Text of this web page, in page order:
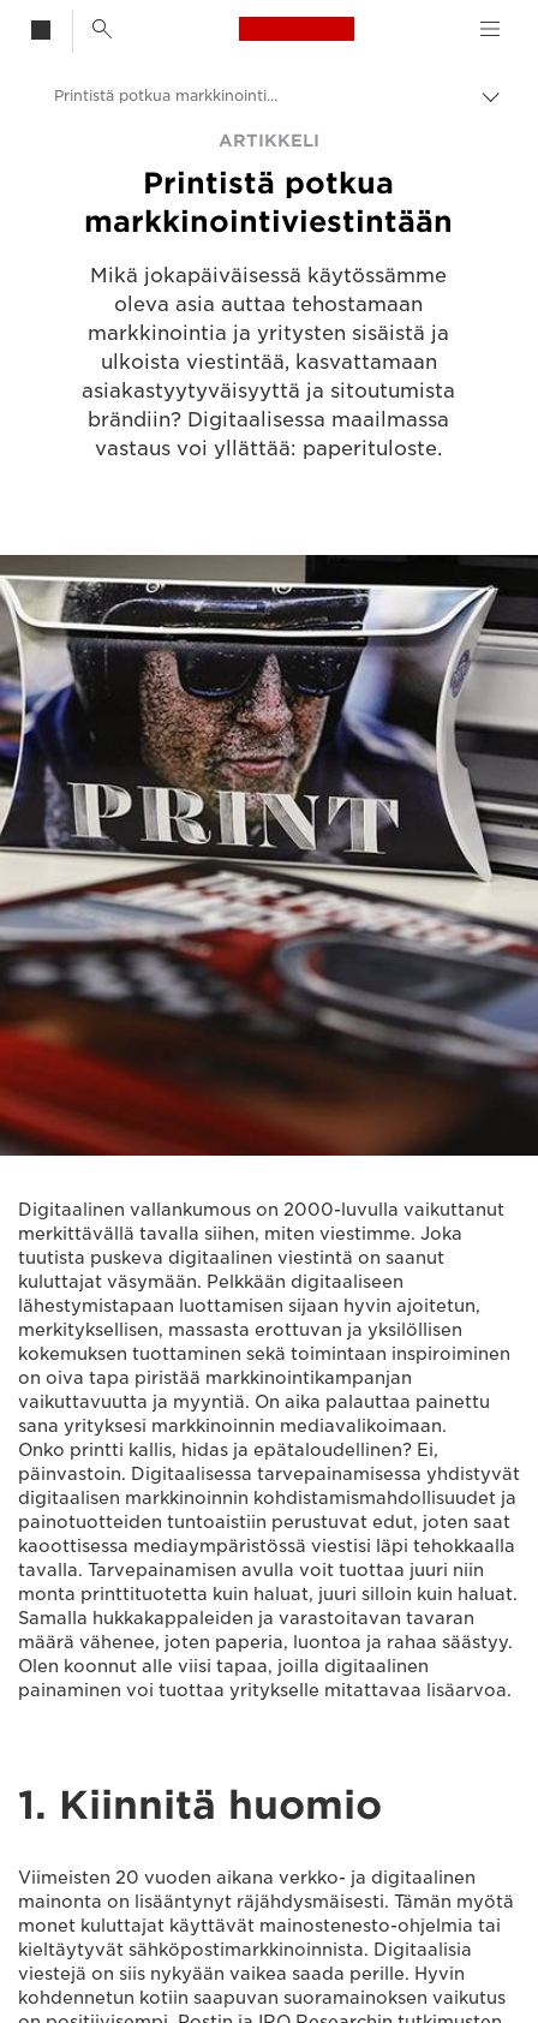
Canon Logo, back
Ratkaisut ja palvelut
Ajankohtaista
Liiketoiminta- ja ammattilaisartikkelit
Printistä potkua markkinointiviestintään
ARTIKKELI
Printistä potkua
markkinointiviestintään
Mikä jokapäiväisessä käytössämme
oleva asia auttaa tehostamaan
markkinointia ja yritysten sisäistä ja
ulkoista viestintää, kasvattamaan
asiakastyytyväisyyttä ja sitoutumista
brändiin? Digitaalisessa maailmassa
vastaus voi yllättää: paperituloste.
Digitaalinen vallankumous on 2000-luvulla vaikuttanut
merkittävällä tavalla siihen, miten viestimme. Joka
tuutista puskeva digitaalinen viestintä on saanut
kuluttajat väsymään. Pelkkään digitaaliseen
lähestymistapaan luottamisen sijaan hyvin ajoitetun,
merkityksellisen, massasta erottuvan ja yksilöllisen
kokemuksen tuottaminen sekä toimintaan inspiroiminen
on oiva tapa piristää markkinointikampanjan
vaikuttavuutta ja myyntiä. On aika palauttaa painettu
sana yrityksesi markkinoinnin mediavalikoimaan.
Onko printti kallis, hidas ja epätaloudellinen? Ei,
päinvastoin. Digitaalisessa tarvepainamisessa yhdistyvät
digitaalisen markkinoinnin kohdistamismahdollisuudet ja
painotuotteiden tuntoaistiin perustuvat edut, joten saat
kaoottisessa mediaympäristössä viestisi läpi tehokkaalla
tavalla. Tarvepainamisen avulla voit tuottaa juuri niin
monta printtituotetta kuin haluat, juuri silloin kuin haluat.
Samalla hukkakappaleiden ja varastoitavan tavaran
määrä vähenee, joten paperia, luontoa ja rahaa säästyy.
Olen koonnut alle viisi tapaa, joilla digitaalinen
painaminen voi tuottaa yritykselle mitattavaa lisäarvoa.
1. Kiinnitä huomio
Viimeisten 20 vuoden aikana verkko- ja digitaalinen
mainonta on lisääntynyt räjähdysmäisesti. Tämän myötä
monet kuluttajat käyttävät mainostenesto-ohjelmia tai
kieltäytyvät sähköpostimarkkinoinnista. Digitaalisia
viestejä on siis nykyään vaikea saada perille. Hyvin
kohdennetun kotiin saapuvan suoramainoksen vaikutus